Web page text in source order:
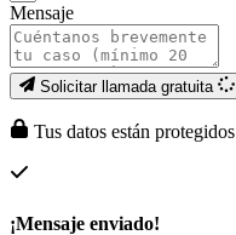
Mensaje
Solicitar llamada gratuita
Tus datos están protegidos
¡Mensaje enviado!